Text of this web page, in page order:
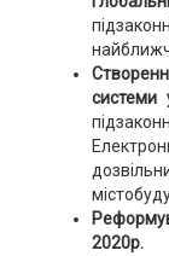
системи
2020р.